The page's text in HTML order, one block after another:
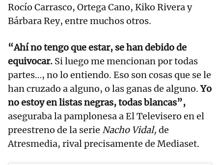
Rocío Carrasco, Ortega Cano, Kiko Rivera y
Bárbara Rey, entre muchos otros.
“Ahí no tengo que estar, se han debido de
equivocar. Si luego me mencionan por todas
partes…, no lo entiendo. Eso son cosas que se le
han cruzado a alguno, o las ganas de alguno.Yo
no estoy en listas negras, todas blancas”,
aseguraba la pamplonesa a El Televisero en el
preestreno de la serie Nacho Vidal, de
Atresmedia, rival precisamente de Mediaset.